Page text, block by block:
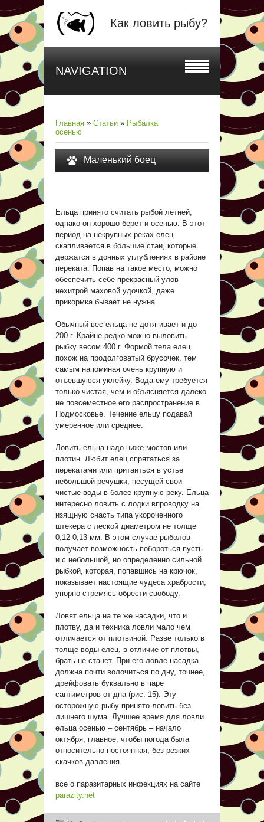
Как ловить рыбу?
NAVIGATION
Главная » Статьи » Рыбалка
осенью
Маленький боец
Ельца принято считать рыбой летней,
однако он хорошо берет и осенью. В этот
период на некрупных реках елец
скапливается в большие стаи, которые
держатся в донных углублениях в районе
переката. Попав на такое место, можно
обеспечить себе прекрасный улов
нехитрой маховой удочкой, даже
прикормка бывает не нужна.
Обычный вес ельца не дотягивает и до
200 г. Крайне редко можно выловить
рыбку весом 400 г. Формой тела елец
похож на продолговатый брусочек, тем
самым напоминая очень крупную и
отъевшуюся уклейку. Вода ему требуется
только чистая, чем и объясняется далеко
не повсеместное его распространение в
Подмосковье. Течение ельцу подавай
умеренное или среднее.
Ловить ельца надо ниже мостов или
плотин. Любит елец спрятаться за
перекатами или притаиться в устье
небольшой речушки, несущей свои
чистые воды в более крупную реку. Ельца
интересно ловить с лодки впроводку на
изящную снасть типа укороченного
штекера с леской диаметром не толще
0,12-0,13 мм. В этом случае рыболов
получает возможность побороться пусть
и с небольшой, но определенно сильной
рыбкой, которая, попавшись на крючок,
показывает настоящие чудеса храбрости,
упорно стремясь обрести свободу.
Ловят ельца на те же насадки, что и
плотву, да и техника ловли мало чем
отличается от плотвиной. Разве только в
толще воды елец, в отличие от плотвы,
брать не станет. При его ловле насадка
должна почти волочиться по дну, точнее,
дрейфовать буквально в паре
сантиметров от дна (рис. 15). Эту
осторожную рыбу принято ловить без
лишнего шума. Лучшее время для ловли
ельца осенью – сентябрь – начало
октября, главное, чтобы погода была
относительно постоянная, без резких
скачков давления.
все о паразитарных инфекциях на сайте
parazity.net